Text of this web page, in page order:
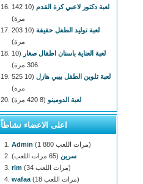
لعبة دكتور لاعبي كرة القدم
(10 142
مرة)
لعبة توليد الطفل حقيقة
(10 203
مرة)
لعبة العناية باسنان اطفال صغار
(10
306 مرة)
لعبة تلوين الطفل بيبي هازل
(10 525
مرة)
لعبة الدومينو (8 420 مرة)
اعلى الاعضاء نشاطاً
Admin
(1 880 مرات اللعب)
سرين (65 مرات اللعب)
rim
(34 مرات اللعب)
wafaa
(18 مرات اللعب)